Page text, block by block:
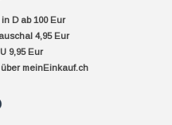
D ab 100 Eur
4,95 Eur
9,95 Eur
meinEinkauf.ch